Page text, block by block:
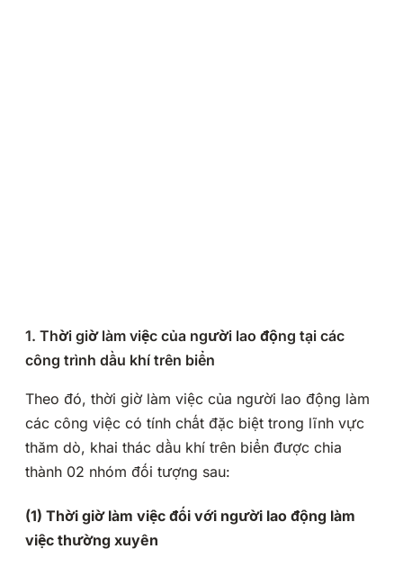
1. Thời giờ làm việc của người lao động tại các
công trình dầu khí trên biển
Theo đó, thời giờ làm việc của người lao động làm
các công việc có tính chất đặc biệt trong lĩnh vực
thăm dò, khai thác dầu khí trên biển được chia
thành 02 nhóm đối tượng sau:
(1) Thời giờ làm việc đối với người lao động làm
việc thường xuyên